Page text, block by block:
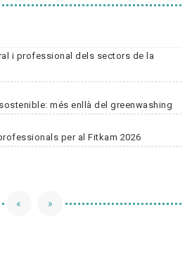
i professional dels sectors de la
més enllà del greenwashing
per al Fitkam 2026
« »